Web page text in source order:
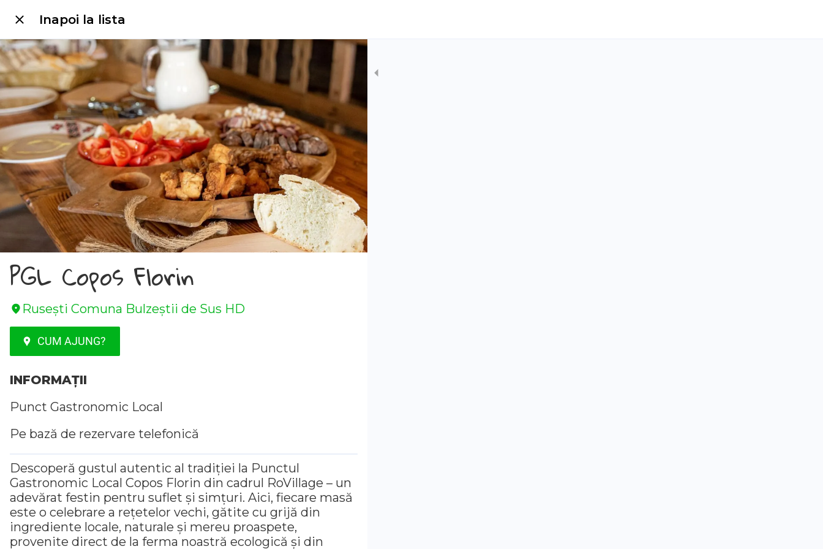
Inapoi la lista
PGL Copos Florin
Rusești Comuna Bulzeștii de Sus HD
CUM AJUNG?
INFORMAȚII
Punct Gastronomic Local
Pe bază de rezervare telefonică
Descoperă gustul autentic al tradiției la Punctul
Gastronomic Local Copos Florin din cadrul RoVillage – un
adevărat festin pentru suflet și simțuri. Aici, fiecare masă
este o celebrare a rețetelor vechi, gătite cu grijă din
ingrediente locale, naturale și mereu proaspete,
provenite direct de la ferma noastră ecologică și din